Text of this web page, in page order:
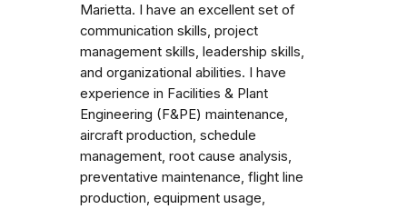
Marietta. I have an excellent set of
communication skills, project
management skills, leadership skills,
and organizational abilities. I have
experience in Facilities & Plant
Engineering (F&PE) maintenance,
aircraft production, schedule
management, root cause analysis,
preventative maintenance, flight line
production, equipment usage,